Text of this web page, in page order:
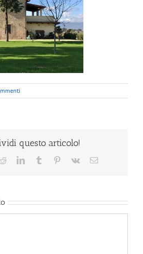
questo articolo!
RedditLinkedInTumblr Pinterest
Vk Email